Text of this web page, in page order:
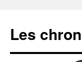
Les